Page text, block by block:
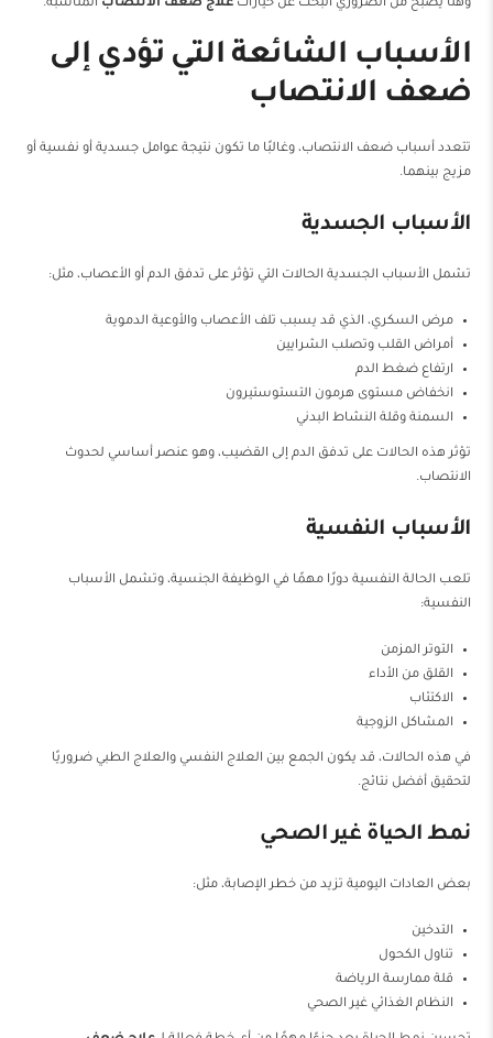
وهنا يصبح من الضروري البحث عن خيارات علاج ضعف الانتصاب المناسبة.
الأسباب الشائعة التي تؤدي إلى
ضعف الانتصاب
تتعدد أسباب ضعف الانتصاب، وغالبًا ما تكون نتيجة عوامل جسدية أو نفسية أو
مزيج بينهما.
الأسباب الجسدية
تشمل الأسباب الجسدية الحالات التي تؤثر على تدفق الدم أو الأعصاب، مثل:
مرض السكري، الذي قد يسبب تلف الأعصاب والأوعية الدموية
أمراض القلب وتصلب الشرايين
ارتفاع ضغط الدم
انخفاض مستوى هرمون التستوستيرون
السمنة وقلة النشاط البدني
تؤثر هذه الحالات على تدفق الدم إلى القضيب، وهو عنصر أساسي لحدوث
الانتصاب.
الأسباب النفسية
تلعب الحالة النفسية دورًا مهمًا في الوظيفة الجنسية، وتشمل الأسباب
النفسية:
التوتر المزمن
القلق من الأداء
الاكتئاب
المشاكل الزوجية
في هذه الحالات، قد يكون الجمع بين العلاج النفسي والعلاج الطبي ضروريًا
لتحقيق أفضل نتائج.
نمط الحياة غير الصحي
بعض العادات اليومية تزيد من خطر الإصابة، مثل:
التدخين
تناول الكحول
قلة ممارسة الرياضة
النظام الغذائي غير الصحي